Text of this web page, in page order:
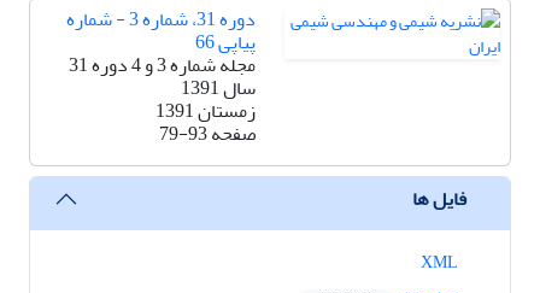
دوره 31، شماره 3 - شماره
پیاپی 66
مجله شماره 3 و 4 دوره 31
سال 1391
زمستان 1391
صفحه79-93
فایل ها